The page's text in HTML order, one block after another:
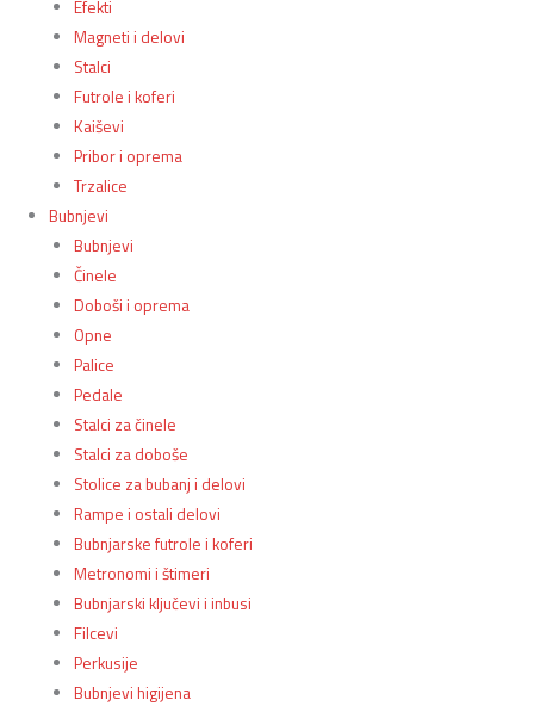
Efekti
Magneti i delovi
Stalci
Futrole i koferi
Kaiševi
Pribor i oprema
Trzalice
Bubnjevi
Bubnjevi
Činele
Doboši i oprema
Opne
Palice
Pedale
Stalci za činele
Stalci za doboše
Stolice za bubanj i delovi
Rampe i ostali delovi
Bubnjarske futrole i koferi
Metronomi i štimeri
Bubnjarski ključevi i inbusi
Filcevi
Perkusije
Bubnjevi higijena